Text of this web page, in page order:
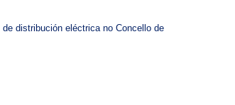
distribución eléctrica no Concello de